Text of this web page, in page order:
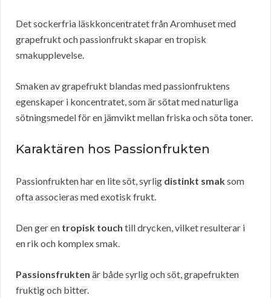
Det sockerfria läskkoncentratet från Aromhuset med
grapefrukt och passionfrukt skapar en tropisk
smakupplevelse.
Smaken av grapefrukt blandas med passionfruktens
egenskaper i koncentratet, som är sötat med naturliga
sötningsmedel för en jämvikt mellan friska och söta toner.
Karaktären hos Passionfrukten
Passionfrukten har en lite söt, syrlig distinkt smaksom
ofta associeras med exotisk frukt.
Den ger en tropisk touch till drycken, vilket resulterar i
en rik och komplex smak.
Passionsfrukten är både syrlig och söt, grapefrukten
fruktig och bitter.